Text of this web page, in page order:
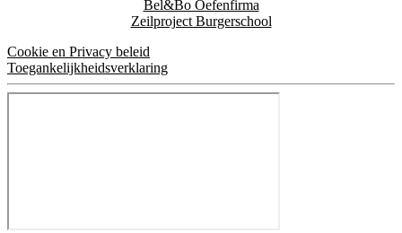
Bel&Bo Oefenfirma
Zeilproject Burgerschool
Cookie en Privacy beleid
Toegankelijkheidsverklaring